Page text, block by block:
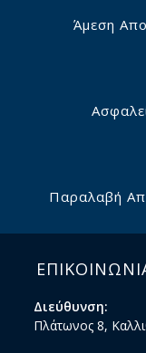
Άμεση
Παραλαβή
Διεύθυνση:
Πλάτωνος 8,